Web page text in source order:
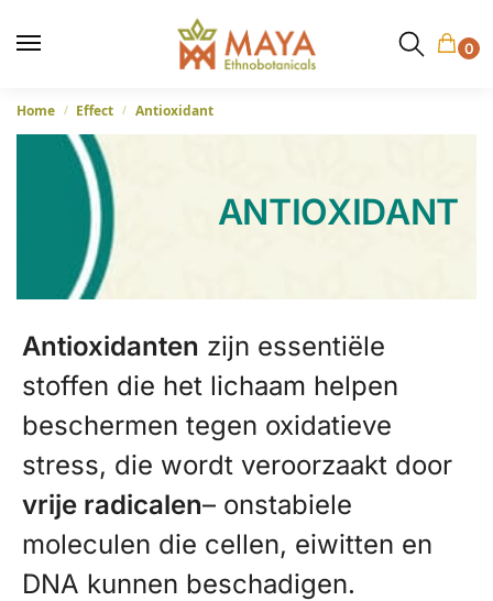
0
Home / Effect / Antioxidant
ANTIOXIDANT
Antioxidanten zijn essentiële
stoffen die het lichaam helpen
beschermen tegen oxidatieve
stress, die wordt veroorzaakt door
vrije radicalen– onstabiele
moleculen die cellen, eiwitten en
DNA kunnen beschadigen.